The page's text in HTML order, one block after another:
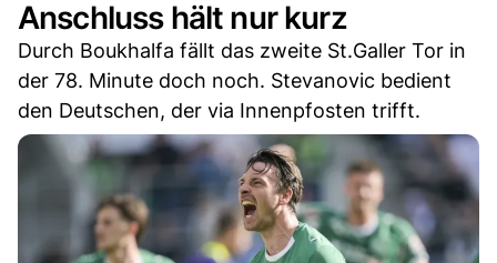
Anschluss hält nur kurz
Durch Boukhalfa fällt das zweite St.Galler Tor in
der 78. Minute doch noch. Stevanovic bedient
den Deutschen, der via Innenpfosten trifft.